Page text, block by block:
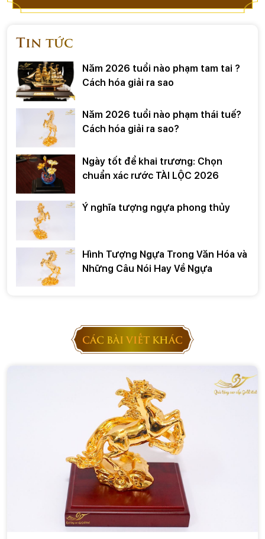
Tin tức
Năm 2026 tuổi nào phạm tam tai ?
Cách hóa giải ra sao
Năm 2026 tuổi nào phạm thái tuế?
Cách hóa giải ra sao?
Ngày tốt để khai trương: Chọn
chuẩn xác rước TÀI LỘC 2026
Ý nghĩa tượng ngựa phong thủy
Hình Tượng Ngựa Trong Văn Hóa và
Những Câu Nói Hay Về Ngựa
CÁC BÀI VIẾT KHÁC